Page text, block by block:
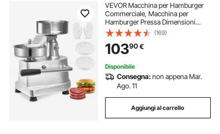
VEVOR Macchina per Hamburger
Commerciale, Macchina per
Hamburger Pressa Dimensioni
130mm, Pressa per Hamburger in
Acciaio Inox per Formatura Carne
1000 Pezzi Carta per Hamburger,
Pressa per Hamburger
(169)
10390€
Disponibile
Consegna:non appena Mar.
Ago. 11
Aggiungi al carrello